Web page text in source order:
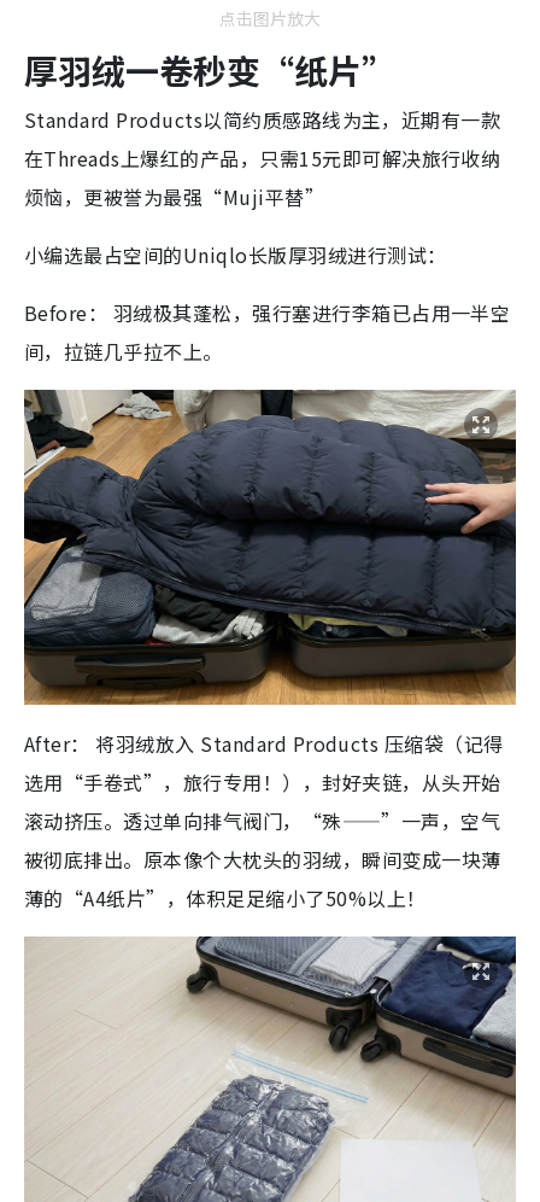
点击图片放大
厚羽绒一卷秒变“纸片”
Standard Products以简约质感路线为主，近期有一款
在Threads上爆红的产品，只需15元即可解决旅行收纳
烦恼，更被誉为最强“Muji平替”
小编选最占空间的Uniqlo长版厚羽绒进行测试：
Before： 羽绒极其蓬松，强行塞进行李箱已占用一半空
间，拉链几乎拉不上。
After：
将羽绒放入 Standard Products 压缩袋（记得
选用“手卷式”，旅行专用！），封好夹链，从头开始
滚动挤压。透过单向排气阀门，“殊——”一声，空气
被彻底排出。原本像个大枕头的羽绒，瞬间变成一块薄
薄的“A4纸片”，体积足足缩小了50%以上！